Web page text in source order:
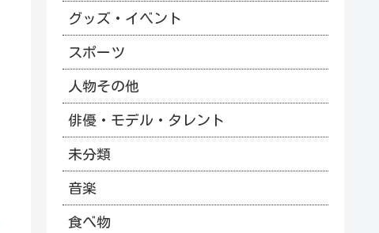
グッズ・イベント
スポーツ
人物その他
俳優・モデル・タレント
未分類
音楽
食べ物